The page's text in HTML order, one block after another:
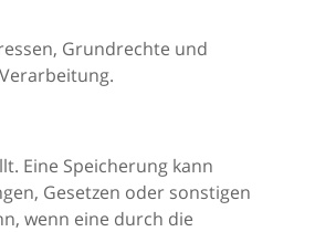
Grundrechte und
Eine Speicherung kann
Gesetzen oder sonstigen
wenn eine durch die